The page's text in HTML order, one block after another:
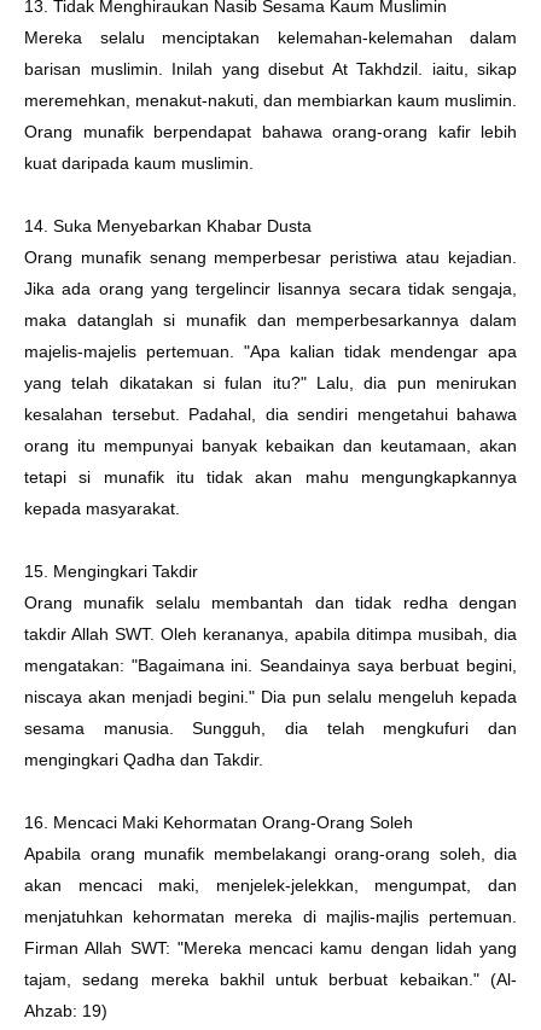
13. Tidak Menghiraukan Nasib Sesama Kaum Muslimin
Mereka selalu menciptakan kelemahan-kelemahan dalam
barisan muslimin. Inilah yang disebut At Takhdzil. iaitu, sikap
meremehkan, menakut-nakuti, dan membiarkan kaum muslimin.
Orang munafik berpendapat bahawa orang-orang kafir lebih
kuat daripada kaum muslimin.
14. Suka Menyebarkan Khabar Dusta
Orang munafik senang memperbesar peristiwa atau kejadian.
Jika ada orang yang tergelincir lisannya secara tidak sengaja,
maka datanglah si munafik dan memperbesarkannya dalam
majelis-majelis pertemuan. "Apa kalian tidak mendengar apa
yang telah dikatakan si fulan itu?" Lalu, dia pun menirukan
kesalahan tersebut. Padahal, dia sendiri mengetahui bahawa
orang itu mempunyai banyak kebaikan dan keutamaan, akan
tetapi si munafik itu tidak akan mahu mengungkapkannya
kepada masyarakat.
15. Mengingkari Takdir
Orang munafik selalu membantah dan tidak redha dengan
takdir Allah SWT. Oleh kerananya, apabila ditimpa musibah, dia
mengatakan: "Bagaimana ini. Seandainya saya berbuat begini,
niscaya akan menjadi begini." Dia pun selalu mengeluh kepada
sesama manusia. Sungguh, dia telah mengkufuri dan
mengingkari Qadha dan Takdir.
16. Mencaci Maki Kehormatan Orang-Orang Soleh
Apabila orang munafik membelakangi orang-orang soleh, dia
akan mencaci maki, menjelek-jelekkan, mengumpat, dan
menjatuhkan kehormatan mereka di majlis-majlis pertemuan.
Firman Allah SWT: "Mereka mencaci kamu dengan lidah yang
tajam, sedang mereka bakhil untuk berbuat kebaikan." (Al-
Ahzab: 19)